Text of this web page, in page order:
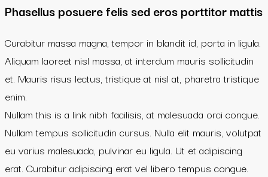
Phasellus posuere felis sed eros porttitor mattis
Curabitur massa magna, tempor in blandit id, porta in ligula.
Aliquam laoreet nisl massa, at interdum mauris sollicitudin
et. Mauris risus lectus, tristique at nisl at, pharetra tristique
enim.
Nullam this is a link nibh facilisis, at malesuada orci congue.
Nullam tempus sollicitudin cursus. Nulla elit mauris, volutpat
eu varius malesuada, pulvinar eu ligula. Ut et adipiscing
erat. Curabitur adipiscing erat vel libero tempus congue.